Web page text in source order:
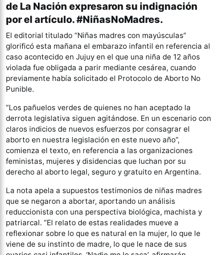
de La Nación expresaron su indignación
por el artículo. #NiñasNoMadres.
El editorial titulado “Niñas madres con mayúsculas”
glorificó esta mañana el embarazo infantil en referencia al
caso acontecido en Jujuy en el que una niña de 12 años
violada fue obligada a parir mediante cesárea, cuando
previamente había solicitado el Protocolo de Aborto No
Punible.
“Los pañuelos verdes de quienes no han aceptado la
derrota legislativa siguen agitándose. En un escenario con
claros indicios de nuevos esfuerzos por consagrar el
aborto en nuestra legislación en este nuevo año”,
comienza el texto, en referencia a las organizaciones
feministas, mujeres y disidencias que luchan por su
derecho al aborto legal, seguro y gratuito en Argentina.
La nota apela a supuestos testimonios de niñas madres
que se negaron a abortar, aportando un análisis
reduccionista con una perspectiva biológica, machista y
patriarcal. “El relato de estas realidades mueve a
reflexionar sobre lo que es natural en la mujer, lo que le
viene de su instinto de madre, lo que le nace de sus